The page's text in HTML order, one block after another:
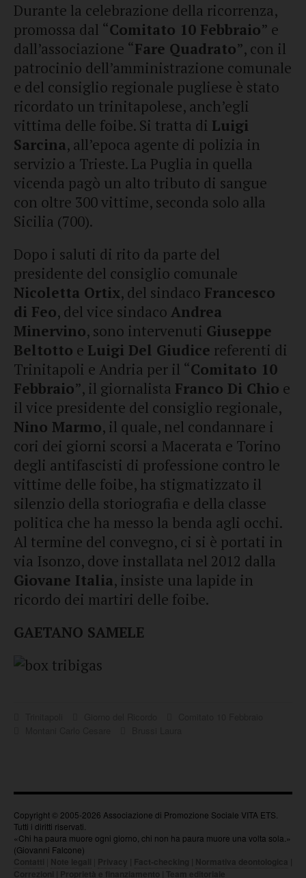
Durante la celebrazione della ricorrenza,
promossa dal “Comitato 10 Febbraio” e
dall’associazione “Fare Quadrato”, con il
patrocinio dell’amministrazione comunale
e del consiglio regionale pugliese è stato
ricordato un trinitapolese, anch’egli
vittima delle foibe. Si tratta di Luigi
Sarcina, all’epoca agente di polizia in
servizio a Trieste. La Puglia in quella
vicenda pagò un alto tributo di sangue
con oltre 300 vittime, seconda solo alla
Sicilia (700).
Dopo i saluti di rito da parte del
presidente del consiglio comunale
Nicoletta Ortix, del sindaco Francesco
di Feo, del vice sindaco Andrea
Minervino, sono intervenuti Giuseppe
Beltotto e Luigi Del Giudice referenti di
Trinitapoli e Andria per il “Comitato 10
Febbraio”, il giornalista Franco Di Chio e
il vice presidente del consiglio regionale,
Nino Marmo, il quale, nel condannare i
cori dei giorni scorsi a Macerata e Torino
degli antifascisti di professione contro le
vittime delle foibe, ha stigmatizzato il
silenzio della storiografia e della classe
politica che ha messo la benda agli occhi.
Al termine del convegno, ci si è portati in
via Isonzo, dove installata nel 2012 dalla
Giovane Italia, insiste una lapide in
ricordo dei martiri delle foibe.
GAETANO SAMELE
Copyright © 2005-2026 Associazione di Promozione Sociale VITA ETS.
Tutti i diritti riservati.
«Chi ha paura muore ogni giorno, chi non ha paura muore una volta sola.»
(Giovanni Falcone)